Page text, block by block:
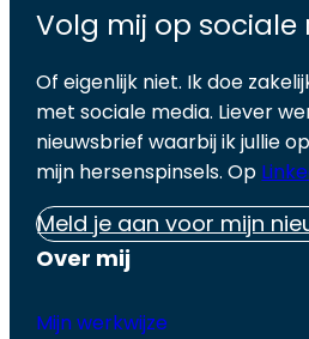
Volg mij op sociale
Of eigenlijk niet. Ik doe
met sociale media. Liever
nieuwsbrief waarbij ik jullie
mijn hersenspinsels. Op
Meld je aan voor mijn
Over mij
Mijn werkwijze